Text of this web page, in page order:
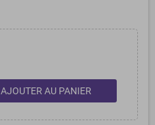
AJOUTER AU PANIER